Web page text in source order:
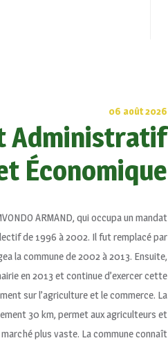
06 août 2026
Administratif
Économique
ARMAND, qui occupa un mandat
de 1996 à 2002. Il fut remplacé par
la commune de 2002 à 2013. Ensuite,
en 2013 et continue d’exercer cette
sur l’agriculture et le commerce. La
30 km, permet aux agriculteurs et
plus vaste. La commune connaît